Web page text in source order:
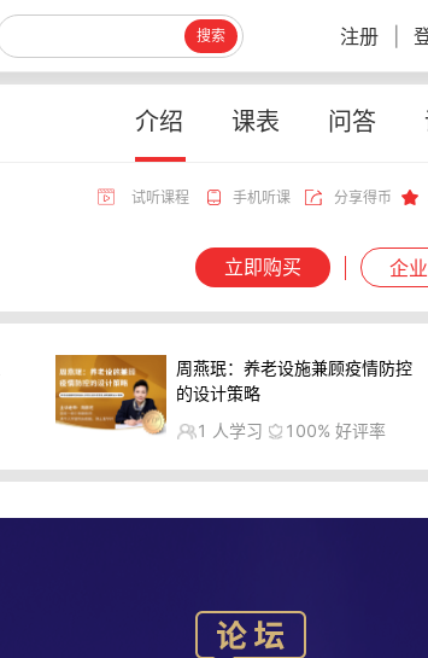
搜索 注册
介绍 课表 问答
试听课程 手机听课 分享得币
企
立即购买
周燕珉：养老设施兼顾疫情防控
的设计策略
1 人学习 100% 好评率